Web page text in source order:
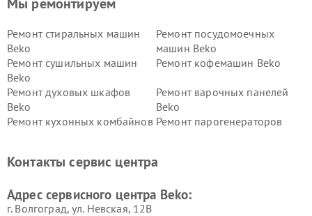
Ремонт стиральных машин
Beko
Ремонт посудомоечных
машин Beko
Ремонт сушильных машин
Beko
Ремонт кофемашин Beko
Ремонт духовых шкафов
Beko
Ремонт варочных панелей
Beko
Ремонт кухонных комбайнов Ремонт парогенераторов
Ремонт холодильников Beko Ремонт морозильных камер
Контакты сервис центра
Адрес сервисного центра Beko:
г. Волгоград, ул. Невская, 12В